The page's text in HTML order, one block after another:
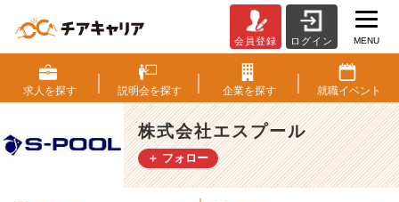
の
空
気
を
感
じ
会員登録 ログイン MENU
求人を探す 説明会を探す 企業を探す 就職イベント
株式会社エスプール
＋ フォロー